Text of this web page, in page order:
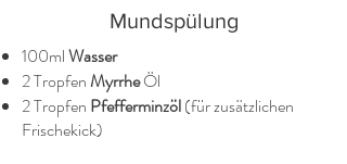
Mundspülung
100mlWasser
2 TropfenMyrrheÖl
2 Tropfen Pfefferminzöl(für zusätzlichen
Frischekick)